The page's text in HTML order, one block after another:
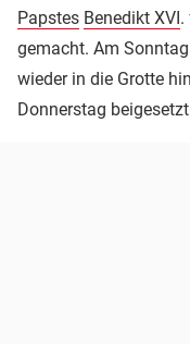
Papstes Benedikt XVI.
gemacht. Am
wieder in die Grotte
Donnerstag